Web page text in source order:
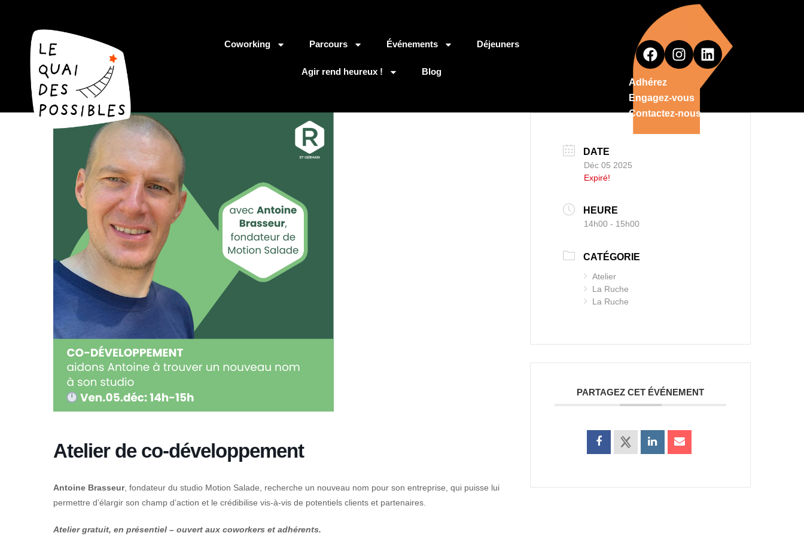
Coworking Parcours Événements Déjeuners
Agir rend heureux !
Blog
Adhérez
Engagez-vous
Contactez-nous
Atelier de co-développement
Antoine Brasseur, fondateur du studio Motion Salade, recherche un nouveau nom pour son entreprise, qui puisse lui
permettre d’élargir son champ d’action et le crédibilise vis-à-vis de potentiels clients et partenaires.
Atelier gratuit, en présentiel – ouvert aux coworkers et adhérents.
DATE
Déc 05 2025
Expiré!
HEURE
14h00 - 15h00
CATÉGORIE
Atelier
La Ruche
La Ruche
PARTAGEZ CET ÉVÉNEMENT